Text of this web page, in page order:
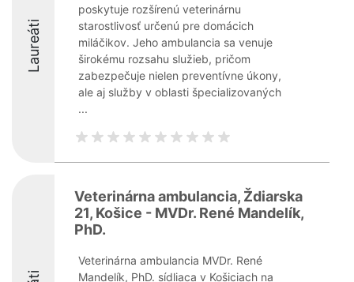
Laureáti
poskytuje rozšírenú veterinárnu
starostlivosť určenú pre domácich
miláčikov. Jeho ambulancia sa venuje
širokému rozsahu služieb, pričom
zabezpečuje nielen preventívne úkony,
ale aj služby v oblasti špecializovaných
...
Veterinárna ambulancia, Ždiarska
21, Košice - MVDr. René Mandelík,
PhD.
Veterinárna ambulancia MVDr. René
Mandelík, PhD. sídliaca v Košiciach na